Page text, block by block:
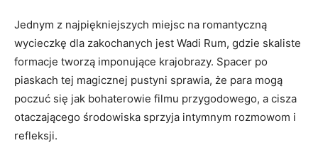
Jednym z najpiękniejszych miejsc na‌ romantyczną
wycieczkę dla⁣ zakochanych jest Wadi Rum, gdzie skaliste
formacje tworzą imponujące krajobrazy. Spacer po
piaskach ⁢tej magicznej pustyni sprawia, że para mogą
poczuć się jak bohaterowie ​filmu przygodowego, a cisza
otaczającego środowiska sprzyja intymnym rozmowom i
refleksji.